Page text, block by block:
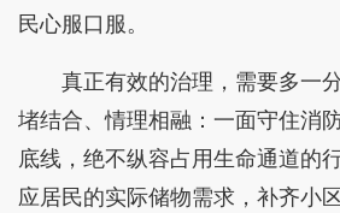
民心服口服。
真正有效的治理，需要多一
堵结合、情理相融：一面守住消
底线，绝不纵容占用生命通道的
应居民的实际储物需求，补齐小